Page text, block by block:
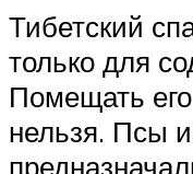
Тибетский
только для
Помещать
нельзя. Псы